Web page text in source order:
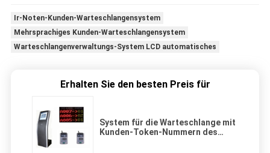
Ir-Noten-Kunden-Warteschlangensystem
Mehrsprachiges Kunden-Warteschlangensystem
Warteschlangenverwaltungs-System LCD automatisches
Erhalten Sie den besten Preis für
System für die Warteschlange mit
Kunden-Token-Nummern des